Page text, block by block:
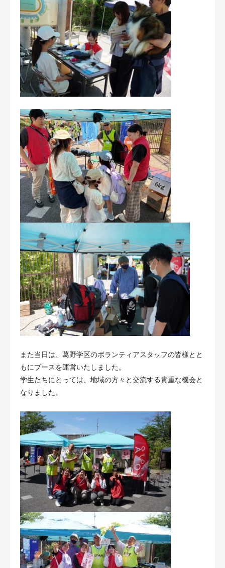
また当日は、葛野学区のボランティアスタッフの皆様とと
もにブースを運営いたしました。
学生たちにとっては、地域の方々と交流する貴重な機会と
なりました。